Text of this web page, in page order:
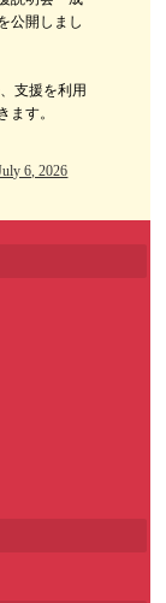
公開しまし
支援を利用
ます。
6, 2026